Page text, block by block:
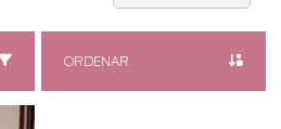
ORDENAR